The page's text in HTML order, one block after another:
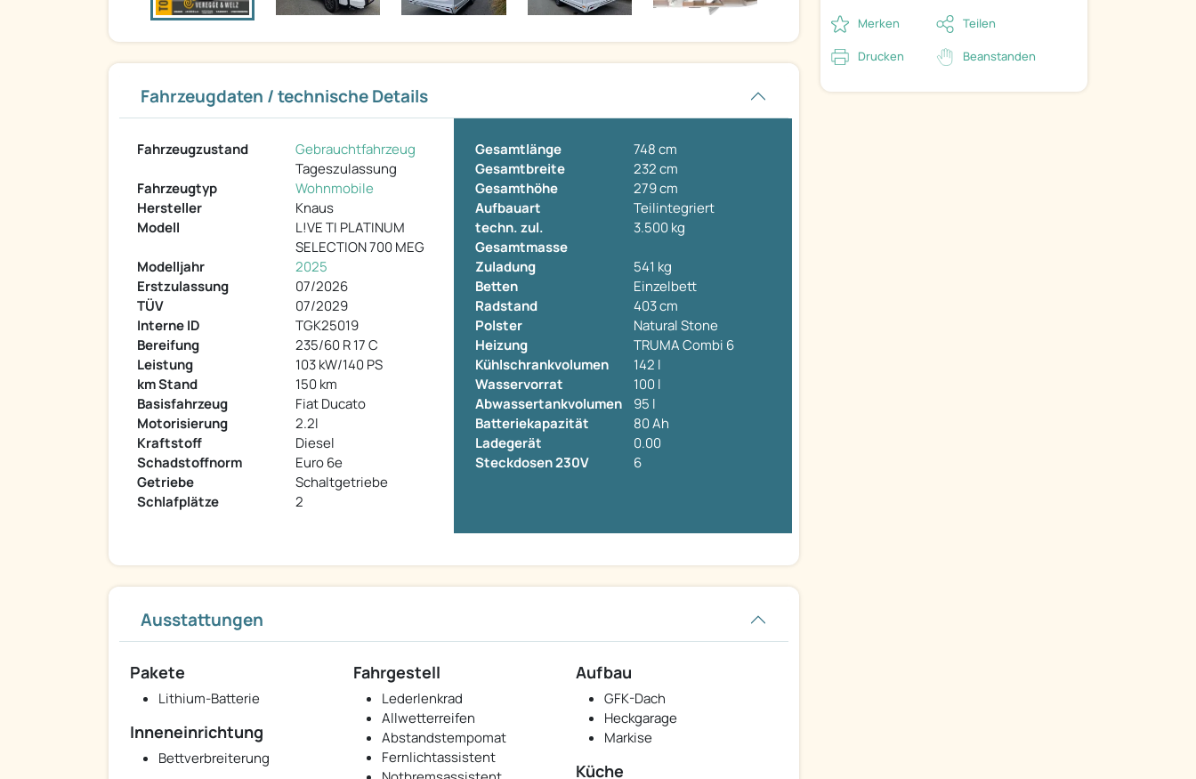
Fahrzeugdaten / technische Details
Fahrzeugzustand
Gebrauchtfahrzeug
Tageszulassung
Fahrzeugtyp
Wohnmobile
Hersteller
Knaus
Modell
L!VE TI PLATINUM
SELECTION 700 MEG
Modelljahr
2025
Erstzulassung
07/2026
TÜV
07/2029
Interne ID
TGK25019
Bereifung
235/60 R 17 C
Leistung
103 kW/140 PS
km Stand
150 km
Basisfahrzeug
Fiat Ducato
Motorisierung
2.2l
Kraftstoff
Diesel
Schadstoffnorm
Euro 6e
Getriebe
Schaltgetriebe
Schlafplätze
2
Gesamtlänge
748 cm
Gesamtbreite
232 cm
Gesamthöhe
279 cm
Aufbauart
Teilintegriert
techn. zul.
Gesamtmasse
3.500 kg
Zuladung
541 kg
Betten
Einzelbett
Radstand
403 cm
Polster
Natural Stone
Heizung
TRUMA Combi 6
Kühlschrankvolumen
142 l
Wasservorrat
100 l
Abwassertankvolumen
95 l
Batteriekapazität
80 Ah
Ladegerät
0.00
Steckdosen 230V
6
Ausstattungen
Pakete
Lithium-Batterie
Fahrgestell
Lederlenkrad
Allwetterreifen
Abstandstempomat
Fernlichtassistent
Aufbau
GFK-Dach
Heckgarage
Markise
Inneneinrichtung
Bettverbreiterung
Küche
Merken Teilen
Drucken Beanstanden